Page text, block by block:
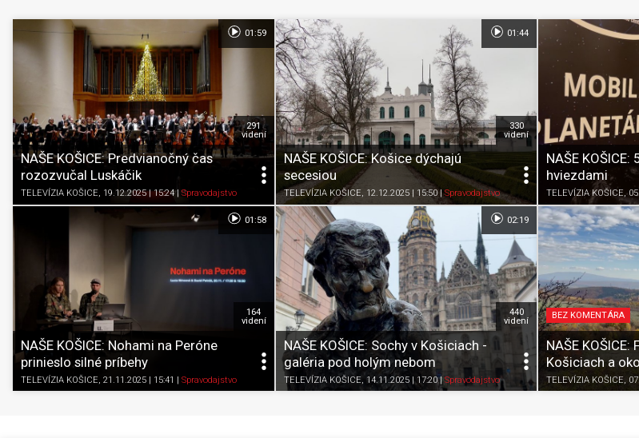
NAŠE KOŠICE: Predvianočný čas
rozozvučal Luskáčik
TELEVÍZIA KOŠICE, 19.12.2025 | 15:24| Spravodajstvo Pozrieť neskôr
K obľúbeným
Zdieľať
291
videní
01:59
NAŠE KOŠICE: Košice dýchajú
secesiou
TELEVÍZIA KOŠICE, 12.12.2025 | 15:50|Spravodajstvo
330
videní
01:44
NAŠE
hviezdami
TELEVÍZIA KOŠICE,
NAŠE KOŠICE: Nohami na Peróne
prinieslo silné príbehy
TELEVÍZIA KOŠICE, 21.11.2025 | 15:41 | Spravodajstvo Pozrieť neskôr
K obľúbeným
Zdieľať
164
videní
01:58
NAŠE KOŠICE: Sochy v Košiciach -
galéria pod holým nebom
TELEVÍZIA KOŠICE, 14.11.2025 | 17:20|Spravodajstvo
440
videní
02:19
BEZ KOMENTÁRA
NAŠE KOŠICE:
Košiciach a
TELEVÍZIA KOŠICE,